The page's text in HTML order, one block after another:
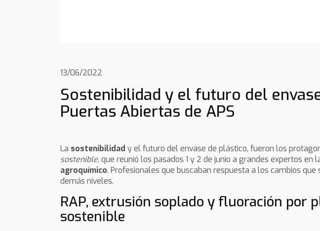
13/06/2022
Sostenibilidad y el futuro del
Puertas Abiertas de APS
La sostenibilidad y el futuro del envase de plástico, fueron los
sostenible, que reunió los pasados 1 y 2 de junio a grandes expertos
agroquímico. Profesionales que buscaban respuesta a los cambios
demás niveles.
RAP, extrusión soplado y fluoración por
sostenible